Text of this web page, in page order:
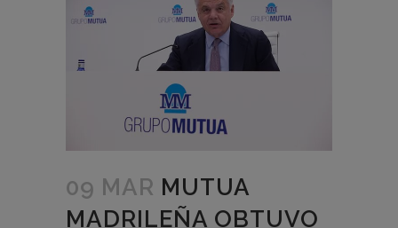
09 MAR MUTUA
MADRILEÑA OBTUVO